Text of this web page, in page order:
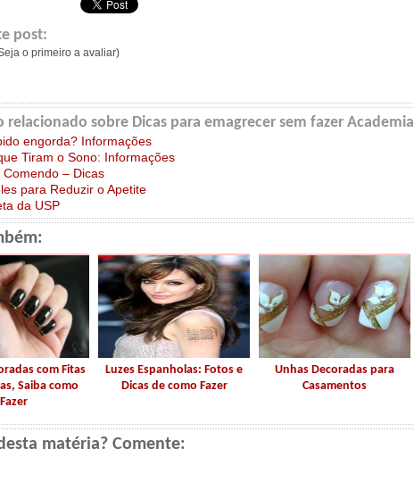
post:
o primeiro a avaliar)
relacionado sobre Dicas para emagrecer sem fazer Academia
engorda? Informações
Tiram o Sono: Informações
Comendo – Dicas
para Reduzir o Apetite
da USP
com Fitas
Saiba como
Fazer
Luzes Espanholas: Fotos e
Dicas de como Fazer
Unhas Decoradas para
Casamentos
matéria? Comente: